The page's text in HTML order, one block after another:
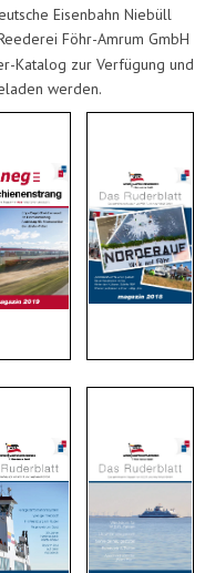
Eisenbahn Niebüll
Föhr-Amrum GmbH
Katalog zur Verfügung und
werden.